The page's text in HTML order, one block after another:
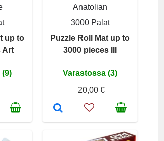
up to
Art
Anatolian
3000 Palat
Puzzle Roll Mat up to
3000 pieces III
Varastossa (3)
20,00 €